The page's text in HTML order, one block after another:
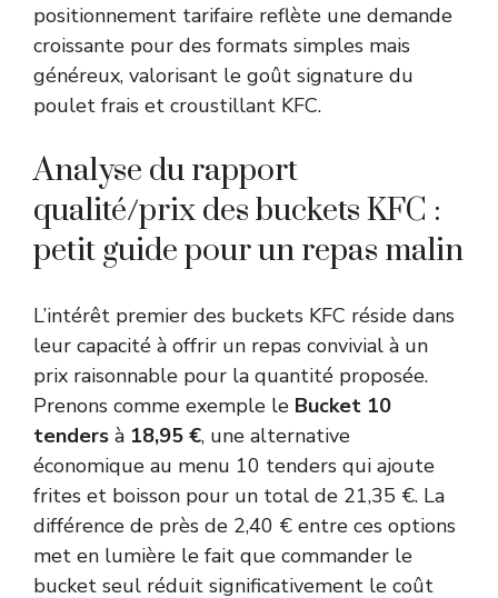
positionnement tarifaire reflète une demande
croissante pour des formats simples mais
généreux, valorisant le goût signature du
poulet frais et croustillant KFC.
Analyse du rapport
qualité/prix des buckets KFC :
petit guide pour un repas malin
L’intérêt premier des buckets KFC réside dans
leur capacité à offrir un repas convivial à un
prix raisonnable pour la quantité proposée.
Prenons comme exemple le Bucket 10
tenders à 18,95 €, une alternative
économique au menu 10 tenders qui ajoute
frites et boisson pour un total de 21,35 €. La
différence de près de 2,40 € entre ces options
met en lumière le fait que commander le
bucket seul réduit significativement le coût